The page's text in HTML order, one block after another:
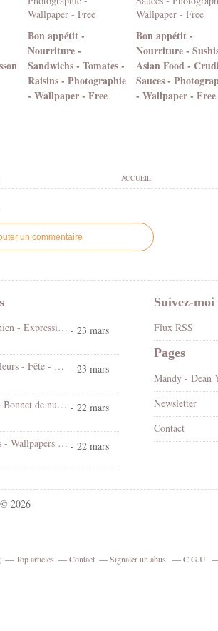
Bon appétit -
Nourriture -
Sandwichs - Tomates -
Raisins - Photographie
- Wallpaper - Free
Bon appétit -
Nourriture -
Asian Food -
Sauces -
- Wallpaper - Free
ACCUEIL
un commentaire
Koi ! Cé lundi? - Chien - Expression - Gif scintillant - Gratuit - 23 mars
Bonjour - Lapin - Fleurs - Fête - Pâques - Gif scintillant - Gratuit - 23 mars
Bonne nuit - Chiot - Bonnet de nuit - Cute - Gif animé - Gratuit - 22 mars
Chat - Nuit - Etoiles - Wallpapers Free - 22 mars
Suivez-moi
Flux RSS
Pages
Newsletter
Contact
2026
Top articles Contact Signaler un abus C.G.U.